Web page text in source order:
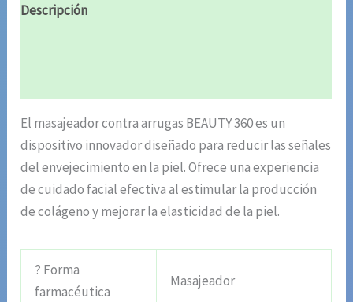
Descripción
El masajeador contra arrugas BEAUTY 360 es un
dispositivo innovador diseñado para reducir las señales
del envejecimiento en la piel. Ofrece una experiencia
de cuidado facial efectiva al estimular la producción
de colágeno y mejorar la elasticidad de la piel.
? Forma
farmacéutica
Masajeador